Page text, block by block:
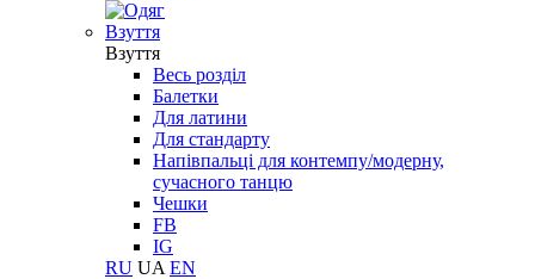
Взуття
Взуття
Весь розділ
Балетки
Для латини
Для стандарту
Напівпальці для контемпу/модерну,
сучасного танцю
Чешки
FB
IG
RU UA EN